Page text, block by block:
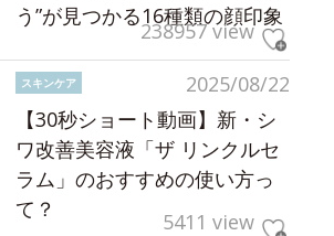
う”が見つかる16種類の顔印象
238957 view
2025/08/22
スキンケア
【30秒ショート動画】新・シ
ワ改善美容液「ザ リンクルセ
ラム」のおすすめの使い方っ
て？
5411 view